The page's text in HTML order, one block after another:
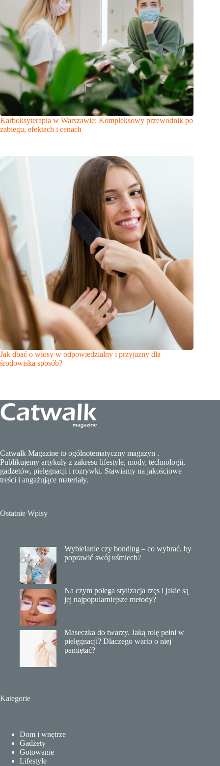
Karboksyterapia w Warszawie: Kompleksowy przewodnik po
zabiegu, efektach i cenach
Jak dbać o włosy w odpowiedzialny i przyjazny dla
środowiska sposób?
Catwalk Magazine to ogólnotematyczny magazyn .
Publikujemy artykuły z zakresu lifestyle, mody, technologii,
gadżetów, pielęgnacji i rozrywki. Stawiamy na jakościowe
treści i angażujące materiały.
Ostatnie Wpisy
Wybielanie czy bonding – co wybrać, by
poprawić swój uśmiech?
Na czym polega stylizacja rzęs i jakie są
jej najpopularniejsze metody?
Maseczka do twarzy. Jaką rolę pełni w
pielęgnacji? Dlaczego warto o niej
pamiętać?
Kategorie
Dom i wnętrze
Gadżety
Gotowanie
Lifestyle